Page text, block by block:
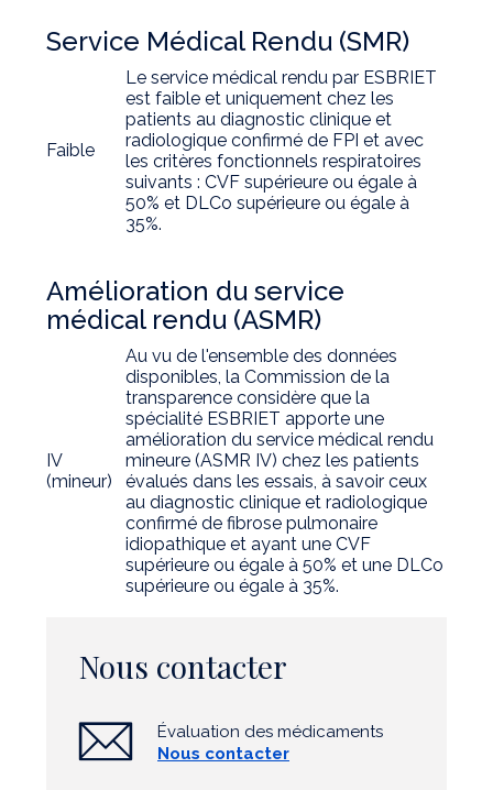
Service Médical Rendu (SMR)
Faible
Le service médical rendu par ESBRIET
est faible et uniquement chez les
patients au diagnostic clinique et
radiologique confirmé de FPI et avec
les critères fonctionnels respiratoires
suivants : CVF supérieure ou égale à
50% et DLCo supérieure ou égale à
35%.
Amélioration du service
médical rendu (ASMR)
IV
(mineur)
Au vu de l'ensemble des données
disponibles, la Commission de la
transparence considère que la
spécialité ESBRIET apporte une
amélioration du service médical rendu
mineure (ASMR IV) chez les patients
évalués dans les essais, à savoir ceux
au diagnostic clinique et radiologique
confirmé de fibrose pulmonaire
idiopathique et ayant une CVF
supérieure ou égale à 50% et une DLCo
supérieure ou égale à 35%.
Nous contacter
Évaluation des médicaments
Nous contacter